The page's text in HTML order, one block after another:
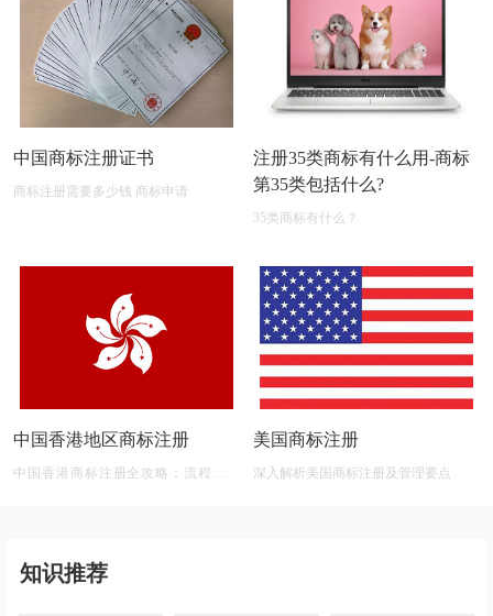
中国商标注册证书
商标注册需要多少钱 商标申请
注册35类商标有什么用-商标
第35类包括什么?
35类商标有什么？
中国香港地区商标注册
中国香港商标注册全攻略：流程、材
美国商标注册
深入解析美国商标注册及管理要点
知识推荐